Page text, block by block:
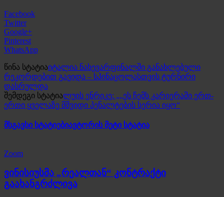
Facebook
Twitter
Google+
Pinterest
WhatsApp
წინა სტატიაიტალია ნახევარფინალში განახლებული
რეკორდებით გავიდა – სპინაცოლასთვის ტურნირი
დასრულდა
შემდეგი სტატიალუის ენრიკე: „„ეს ჩემს კარიერაში ერთ-
ერთი ყველაზე მშვიდი პენალტების სერია იყო“
მსგავსი სტატიებიავტორის მეტი სტატია
Zoom
ვინისიუსმა „რეალთან“ კონტრაქტი
გაახანგრძლივა